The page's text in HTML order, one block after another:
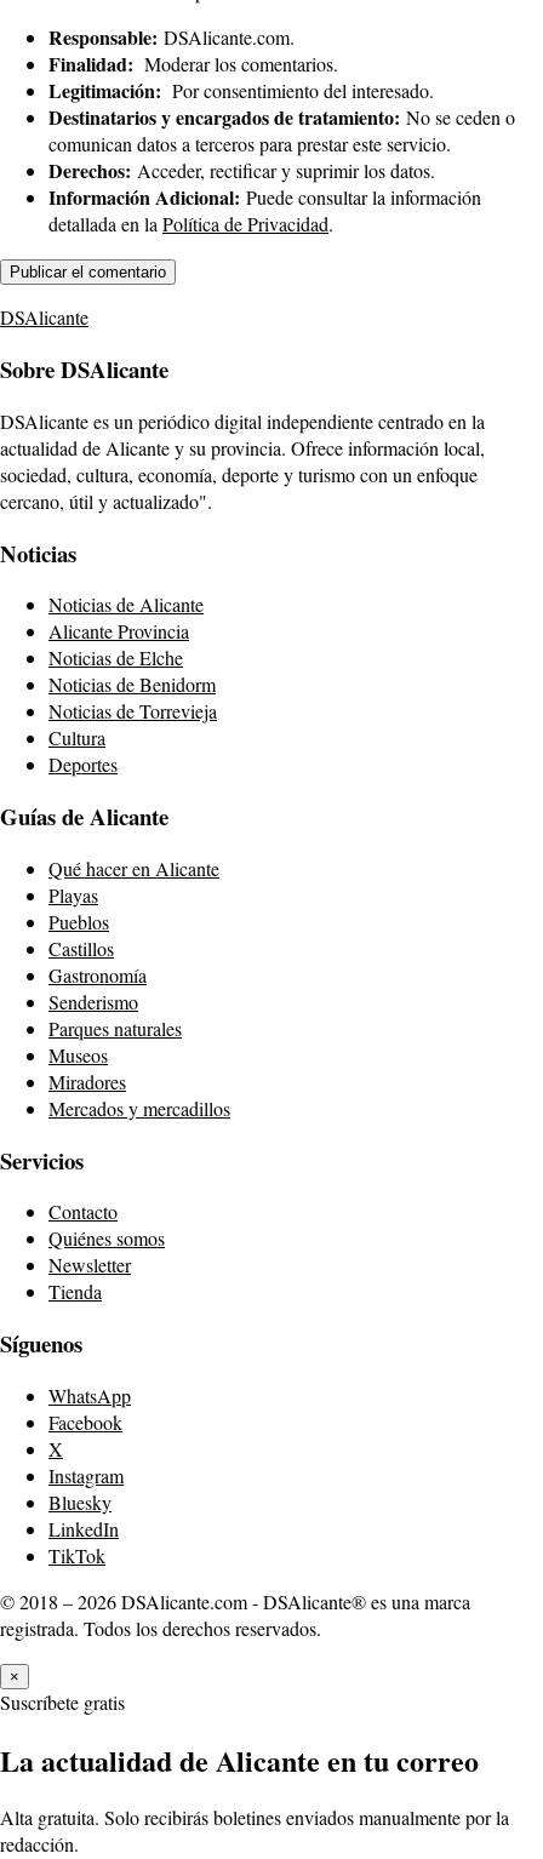
Responsable: DSAlicante.com.
Finalidad: Moderar los comentarios.
Legitimación: Por consentimiento del interesado.
Destinatarios y encargados de tratamiento: No se ceden o
comunican datos a terceros para prestar este servicio.
Derechos: Acceder, rectificar y suprimir los datos.
Información Adicional: Puede consultar la información
detallada en laPolítica de Privacidad.
DSAlicante
Sobre DSAlicante
DSAlicante es un periódico digital independiente centrado en la
actualidad de Alicante y su provincia. Ofrece información local,
sociedad, cultura, economía, deporte y turismo con un enfoque
cercano, útil y actualizado".
Noticias
Noticias de Alicante
Alicante Provincia
Noticias de Elche
Noticias de Benidorm
Noticias de Torrevieja
Cultura
Deportes
Guías de Alicante
Qué hacer en Alicante
Playas
Pueblos
Castillos
Gastronomía
Senderismo
Parques naturales
Museos
Miradores
Mercados y mercadillos
Servicios
Contacto
Quiénes somos
Newsletter
Tienda
Síguenos
WhatsApp
Facebook
X
Instagram
Bluesky
LinkedIn
TikTok
© 2018 – 2026 DSAlicante.com - DSAlicante® es una marca
registrada. Todos los derechos reservados.
×
Suscríbete gratis
La actualidad de Alicante en tu correo
Alta gratuita. Solo recibirás boletines enviados manualmente por la
redacción.